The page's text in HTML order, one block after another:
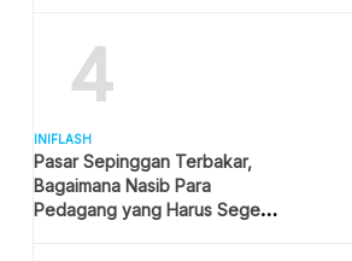
4
INIFLASH
Pasar Sepinggan Terbakar,
Bagaimana Nasib Para
Pedagang yang Harus Segera